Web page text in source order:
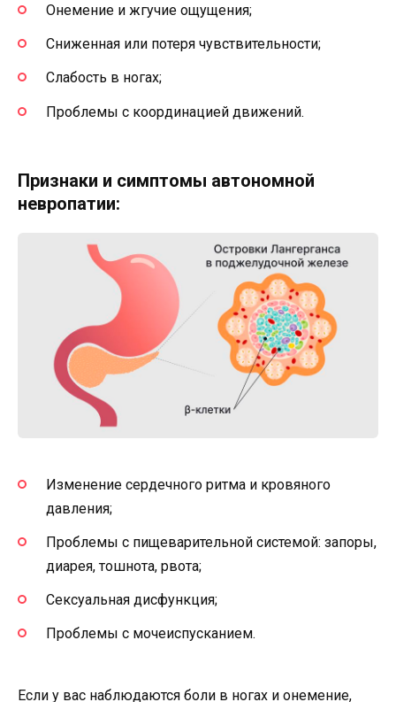
Онемение и жгучие ощущения;
Сниженная или потеря чувствительности;
Слабость в ногах;
Проблемы с координацией движений.
Признаки и симптомы автономной
невропатии:
Изменение сердечного ритма и кровяного
давления;
Проблемы с пищеварительной системой: запоры,
диарея, тошнота, рвота;
Сексуальная дисфункция;
Проблемы с мочеиспусканием.
Если у вас наблюдаются боли в ногах и онемение,